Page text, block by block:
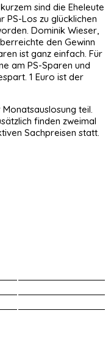
sind die Eheleute
PS-Los zu glücklichen
Dominik Wieser,
den Gewinn
ist ganz einfach. Für
am PS-Sparen und
1 Euro ist der
teil.
finden zweimal
Sachpreisen statt.